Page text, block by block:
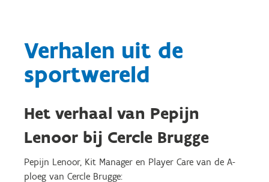
Verhalen uit de
sportwereld
Het verhaal van Pepijn
Lenoor bij Cercle Brugge
Pepijn Lenoor, Kit Manager en Player Care van de A-
ploeg van Cercle Brugge: